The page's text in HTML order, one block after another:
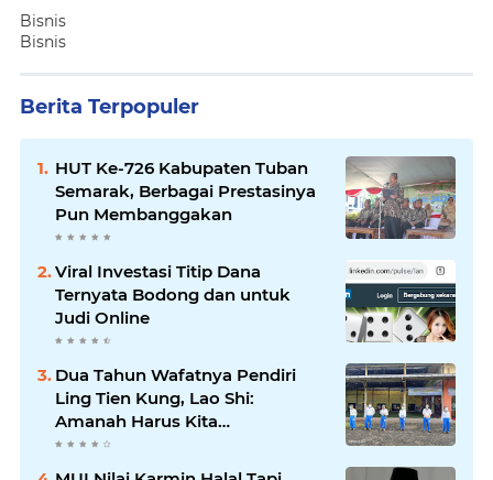
Bisnis
Bisnis
Berita Terpopuler
HUT Ke-726 Kabupaten Tuban
Semarak, Berbagai Prestasinya
Pun Membanggakan
Viral Investasi Titip Dana
Ternyata Bodong dan untuk
Judi Online
Dua Tahun Wafatnya Pendiri
Ling Tien Kung, Lao Shi:
Amanah Harus Kita
Laksanakan!